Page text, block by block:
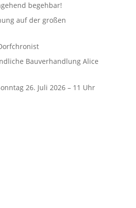
begehbar!
auf der großen
Bauverhandlung Alice
26. Juli 2026 – 11 Uhr